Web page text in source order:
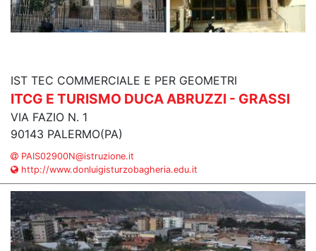
IST TEC COMMERCIALE E PER GEOMETRI
ITCG E TURISMO DUCA ABRUZZI - GRASSI
VIA FAZIO N. 1
90143 PALERMO(PA)
PAIS02900N@istruzione.it
http://www.donluigisturzobagheria.edu.it